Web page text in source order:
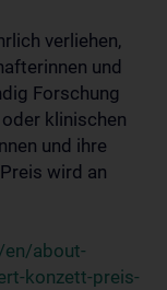
verliehen,
und
Forschung
klinischen
und ihre
wird an
about-
konzett-preis-